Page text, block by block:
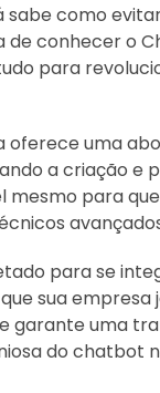
sabe como
de conhecer o
para
oferece uma
a criação e
mesmo para
para se
sua empresa
garante uma
do chatbot